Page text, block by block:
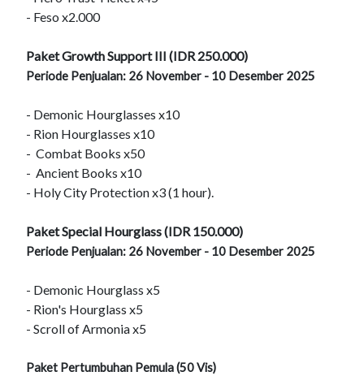
- Feso x2.000
Paket Growth Support III (IDR 250.000)
Periode Penjualan: 26 November - 10 Desember 2025
- Demonic Hourglasses x10
- Rion Hourglasses x10
- Combat Books x50
- Ancient Books x10
- Holy City Protection x3 (1 hour).
Paket Special Hourglass (IDR 150.000)
Periode Penjualan: 26 November - 10 Desember 2025
- Demonic Hourglass x5
- Rion's Hourglass x5
- Scroll of Armonia x5
Paket Pertumbuhan Pemula (50 Vis)